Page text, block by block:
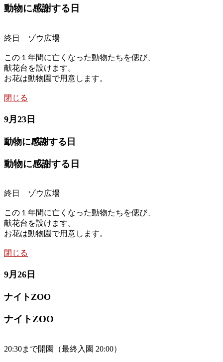
動物に感謝する日
終日 ゾウ広場
この１年間に亡くなった動物たちを偲び、
献花台を設けます。
お花は動物園で用意します。
閉じる
9月23日
動物に感謝する日
動物に感謝する日
終日 ゾウ広場
この１年間に亡くなった動物たちを偲び、
献花台を設けます。
お花は動物園で用意します。
閉じる
9月26日
ナイトZOO
ナイトZOO
20:30まで開園（最終入園 20:00）